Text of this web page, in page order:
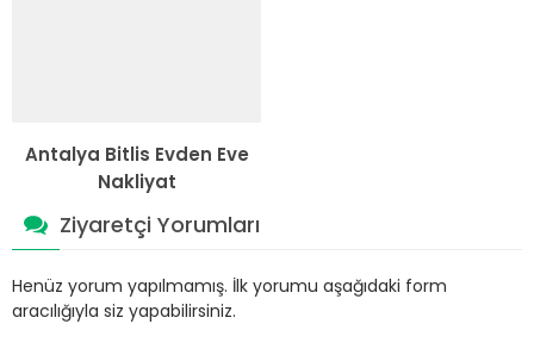
Antalya Bitlis Evden Eve
Nakliyat
Ziyaretçi Yorumları
Henüz yorum yapılmamış. İlk yorumu aşağıdaki form
aracılığıyla siz yapabilirsiniz.